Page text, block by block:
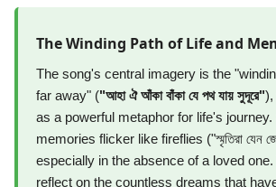
The Winding Path of Life and
The song's central imagery is the
far away" ("আহা ঐ আঁকা বাঁকা যে পথ যায় সুদূরে"),
as a powerful metaphor for life's
memories flicker like fireflies ("স্মৃতিরা যেন
especially in the absence of a loved
reflect on the countless dreams that